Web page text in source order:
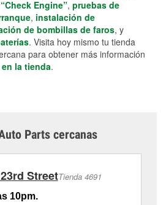
Engine”, pruebas de
, instalación de
de bombillas de faros, y
. Visita hoy mismo tu tienda
para obtener más información
la tienda.
Parts cercanas
StreetTienda 4691
10pm.